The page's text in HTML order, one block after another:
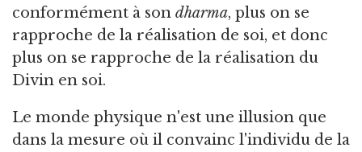
conformément à son dharma, plus on se
rapproche de la réalisation de soi, et donc
plus on se rapproche de la réalisation du
Divin en soi.
Le monde physique n'est une illusion que
dans la mesure où il convainc l'individu de la